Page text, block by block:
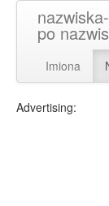
po
Imiona
Advertising: